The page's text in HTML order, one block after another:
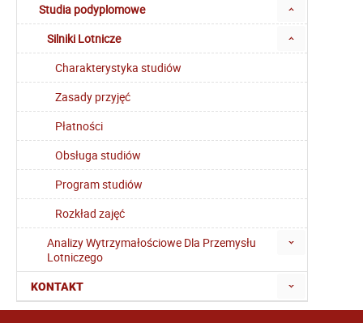
Studia podyplomowe
Silniki Lotnicze
Charakterystyka studiów
Zasady przyjęć
Płatności
Obsługa studiów
Program studiów
Rozkład zajęć
Analizy Wytrzymałościowe Dla Przemysłu
Lotniczego
KONTAKT